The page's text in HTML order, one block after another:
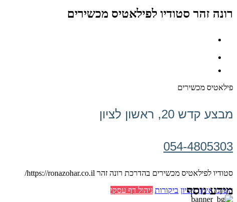
רונה זהר סטודיו לפילאטיס מכשירים
פילאטיס מכשירים
מבצע קדש 20, ראשון לציון
054-4805303
סטודיו לפילאטיס מכשירים בהדרכת רונה זהר https://ronazohar.co.il/
הזמינו אימון ניסיון ביקורות ניהול דף עסקי מידע נוסף